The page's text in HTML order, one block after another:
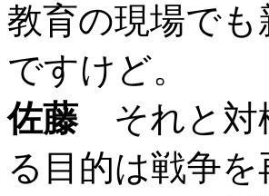
教育の現場で
ですけど。
佐藤それと対
る目的は戦争